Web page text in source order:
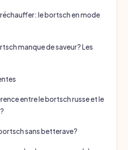
le bortsch en mode
manque de saveur? Les
entre le bortsch russe et le
sans betterave?